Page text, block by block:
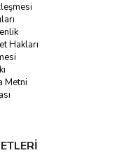
Hakları
Metni